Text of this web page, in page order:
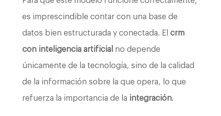
es imprescindible contar con una base de
datos bien estructurada y conectada. El crm
con inteligencia artificial no depende
únicamente de la tecnología, sino de la calidad
de la información sobre la que opera, lo que
refuerza la importancia de la integración.